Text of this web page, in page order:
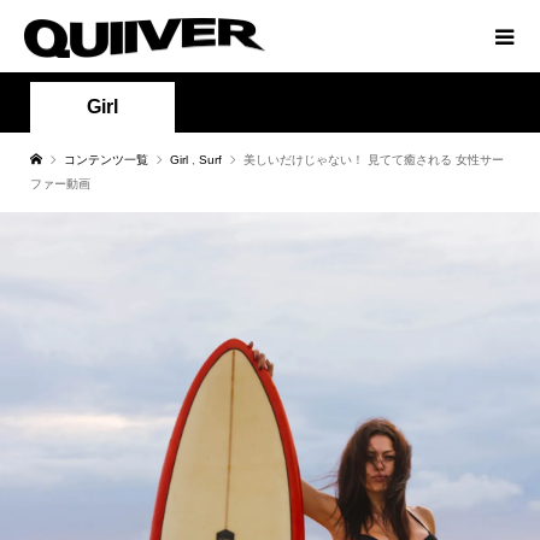
Girl
コンテンツ一覧 Girl Surf
美しいだけじゃない！ 見てて癒される 女性サー
ファー動画